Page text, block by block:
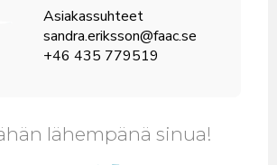
Asiakassuhteet
sandra.eriksson@faac.se
+46 435 779519
lähempänä sinua!